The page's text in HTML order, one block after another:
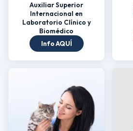
Auxiliar Superior
Internacional en
Laboratorio Clínico y
Biomédico
Info AQUÍ